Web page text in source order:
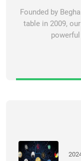
Founded by
table in 2009,